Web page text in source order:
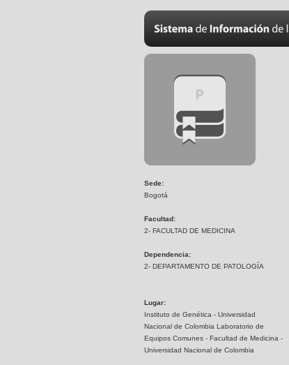
Sede:
Bogotá
Facultad:
2- FACULTAD DE MEDICINA
Dependencia:
2- DEPARTAMENTO DE PATOLOGÍA
Lugar:
Instituto de Genética - Universidad
Nacional de Colombia Laboratorio de
Equipos Comunes - Facultad de Medicina -
Universidad Nacional de Colombia